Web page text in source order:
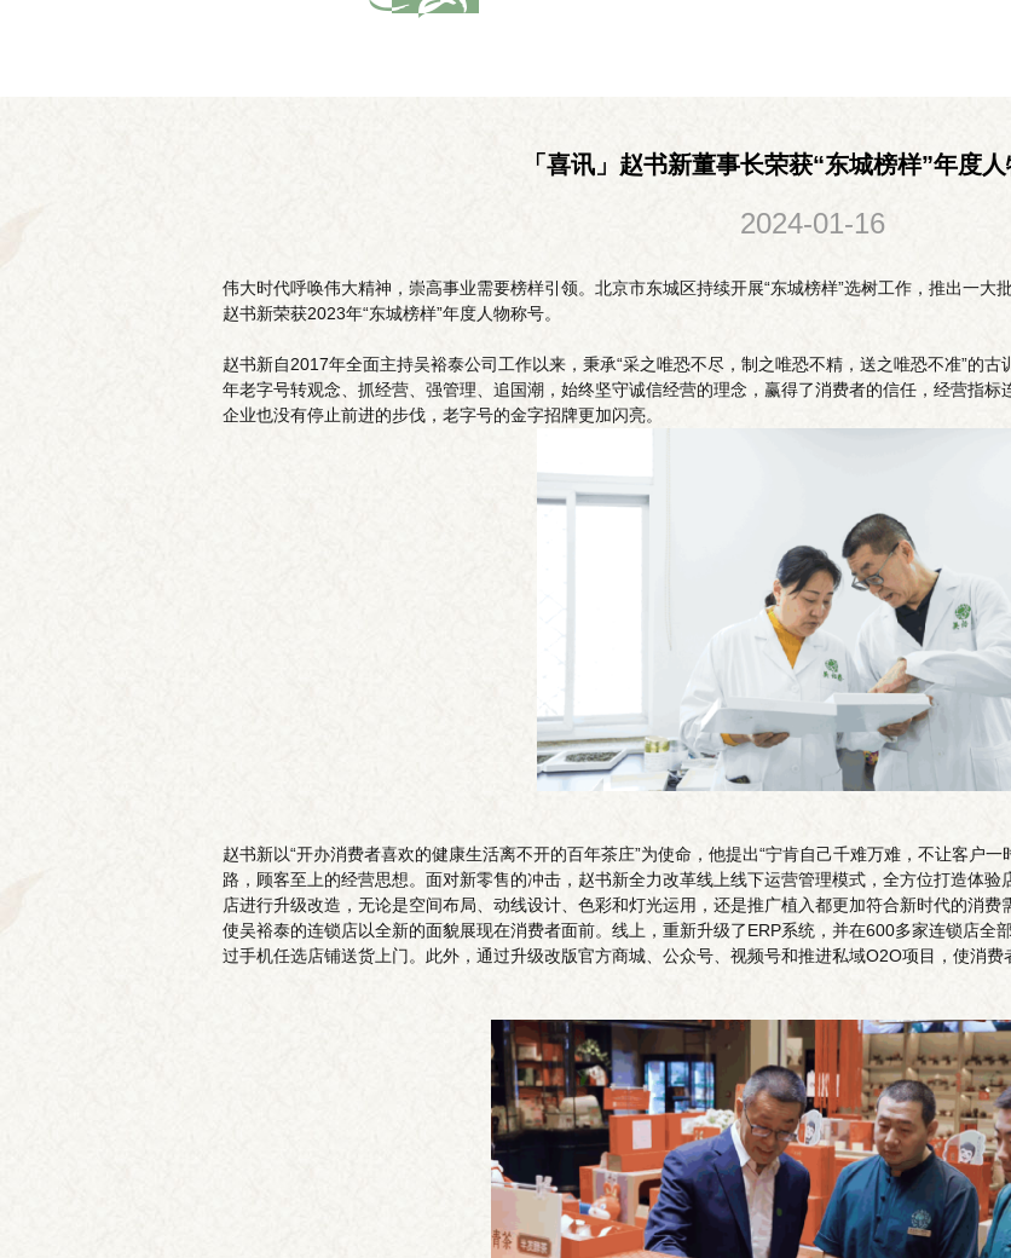
「喜讯」赵书新董事长荣获“东城榜样”年度人
2024-01-16
伟大时代呼唤伟大精神，崇高事业需要榜样引领。北京市东城区持续开展“东城榜样”选树工作，推出一大
赵书新荣获2023年“东城榜样”年度人物称号。
赵书新自2017年全面主持吴裕泰公司工作以来，秉承“采之唯恐不尽，制之唯恐不精，送之唯恐不准”的
年老字号转观念、抓经营、强管理、追国潮，始终坚守诚信经营的理念，赢得了消费者的信任，经营指标
企业也没有停止前进的步伐，老字号的金字招牌更加闪亮。
赵书新以“开办消费者喜欢的健康生活离不开的百年茶庄”为使命，他提出“宁肯自己千难万难，不让客户
路，顾客至上的经营思想。面对新零售的冲击，赵书新全力改革线上线下运营管理模式，全方位打造体验
店进行升级改造，无论是空间布局、动线设计、色彩和灯光运用，还是推广植入都更加符合新时代的消费
使吴裕泰的连锁店以全新的面貌展现在消费者面前。线上，重新升级了ERP系统，并在600多家连锁店全
过手机任选店铺送货上门。此外，通过升级改版官方商城、公众号、视频号和推进私域O2O项目，使消费